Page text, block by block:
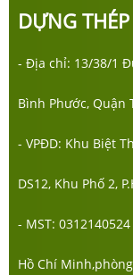
DỰNG
- Địa chỉ: 13/38/1
Bình Phước, Quận
- VPĐD: Khu Biệt
DS12, Khu Phố 2,
- MST:
Hồ Chí